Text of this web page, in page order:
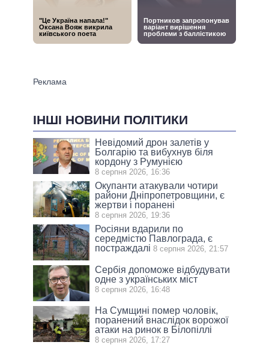
ІНШІ НОВИНИ ПОЛІТИКИ
Невідомий дрон залетів у
Болгарію та вибухнув біля
кордону з Румунією
8 серпня 2026, 16:36
Окупанти атакували чотири
райони Дніпропетровщини, є
жертви і поранені
8 серпня 2026, 19:36
Росіяни вдарили по
середмістю Павлограда, є
постраждалі 8 серпня 2026, 21:57
Сербія допоможе відбудувати
одне з українських міст
8 серпня 2026, 16:48
На Сумщині помер чоловік,
поранений внаслідок ворожої
атаки на ринок в Білопіллі
8 серпня 2026, 17:27